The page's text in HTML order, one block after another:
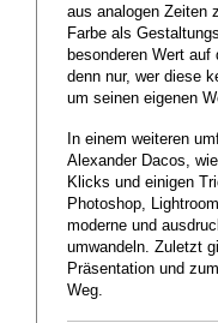
aus analogen Zeiten
Farbe als
besonderen Wert
denn nur, wer diese
um seinen eigenen
In einem weiteren
Alexander Dacos,
Klicks und einigen
Photoshop,
moderne und
umwandeln. Zuletzt
Präsentation und
Weg.